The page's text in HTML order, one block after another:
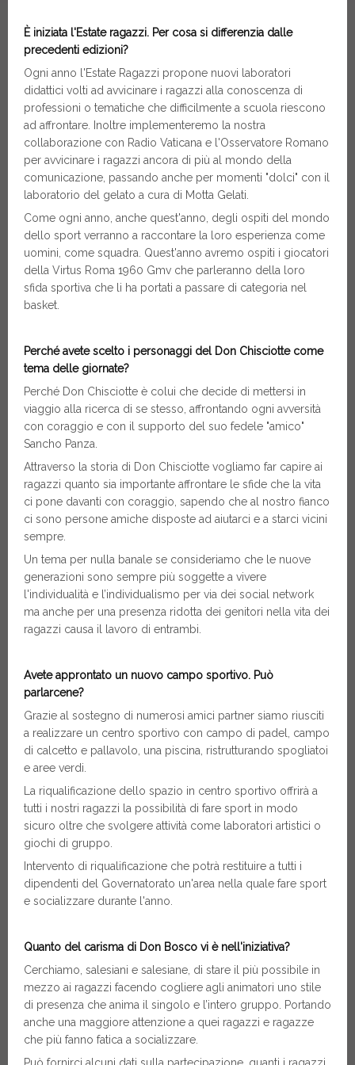
È iniziata l'Estate ragazzi. Per cosa si differenzia dalle
precedenti edizioni?
Ogni anno l'Estate Ragazzi propone nuovi laboratori
didattici volti ad avvicinare i ragazzi alla conoscenza di
professioni o tematiche che difficilmente a scuola riescono
ad affrontare. Inoltre implementeremo la nostra
collaborazione con Radio Vaticana e l'Osservatore Romano
per avvicinare i ragazzi ancora di più al mondo della
comunicazione, passando anche per momenti "dolci" con il
laboratorio del gelato a cura di Motta Gelati.
Come ogni anno, anche quest'anno, degli ospiti del mondo
dello sport verranno a raccontare la loro esperienza come
uomini, come squadra. Quest'anno avremo ospiti i giocatori
della Virtus Roma 1960 Gmv che parleranno della loro
sfida sportiva che li ha portati a passare di categoria nel
basket.
Perché avete scelto i personaggi del Don Chisciotte come
tema delle giornate?
Perché Don Chisciotte è colui che decide di mettersi in
viaggio alla ricerca di se stesso, affrontando ogni avversità
con coraggio e con il supporto del suo fedele "amico"
Sancho Panza.
Attraverso la storia di Don Chisciotte vogliamo far capire ai
ragazzi quanto sia importante affrontare le sfide che la vita
ci pone davanti con coraggio, sapendo che al nostro fianco
ci sono persone amiche disposte ad aiutarci e a starci vicini
sempre.
Un tema per nulla banale se consideriamo che le nuove
generazioni sono sempre più soggette a vivere
l'individualità e l’individualismo per via dei social network
ma anche per una presenza ridotta dei genitori nella vita dei
ragazzi causa il lavoro di entrambi.
Avete approntato un nuovo campo sportivo. Può
parlarcene?
Grazie al sostegno di numerosi amici partner siamo riusciti
a realizzare un centro sportivo con campo di padel, campo
di calcetto e pallavolo, una piscina, ristrutturando spogliatoi
e aree verdi.
La riqualificazione dello spazio in centro sportivo offrirà a
tutti i nostri ragazzi la possibilità di fare sport in modo
sicuro oltre che svolgere attività come laboratori artistici o
giochi di gruppo.
Intervento di riqualificazione che potrà restituire a tutti i
dipendenti del Governatorato un'area nella quale fare sport
e socializzare durante l'anno.
Quanto del carisma di Don Bosco vi è nell'iniziativa?
Cerchiamo, salesiani e salesiane, di stare il più possibile in
mezzo ai ragazzi facendo cogliere agli animatori uno stile
di presenza che anima il singolo e l’intero gruppo. Portando
anche una maggiore attenzione a quei ragazzi e ragazze
che più fanno fatica a socializzare.
Può fornirci alcuni dati sulla partecipazione, quanti i ragazzi